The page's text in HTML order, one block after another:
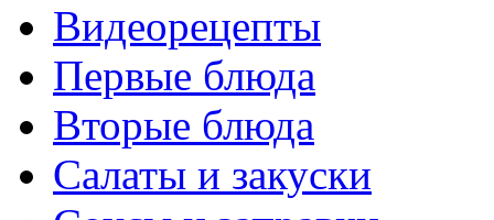
Видеорецепты
Первые блюда
Вторые блюда
Салаты и закуски